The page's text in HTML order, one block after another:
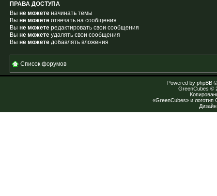
ПРАВА ДОСТУПА
Вы не можете начинать темы
Вы не можете отвечать на сообщения
Вы не можете редактировать свои сообщения
Вы не можете удалять свои сообщения
Вы не можете добавлять вложения
Список форумов
Powered by phpBB
GreenCubes ©
«GreenCubes» и